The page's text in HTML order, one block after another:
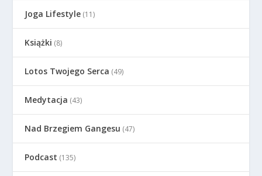
Joga Lifestyle (11)
Książki (8)
Lotos Twojego Serca (49)
Medytacja (43)
Nad Brzegiem Gangesu (47)
Podcast (135)